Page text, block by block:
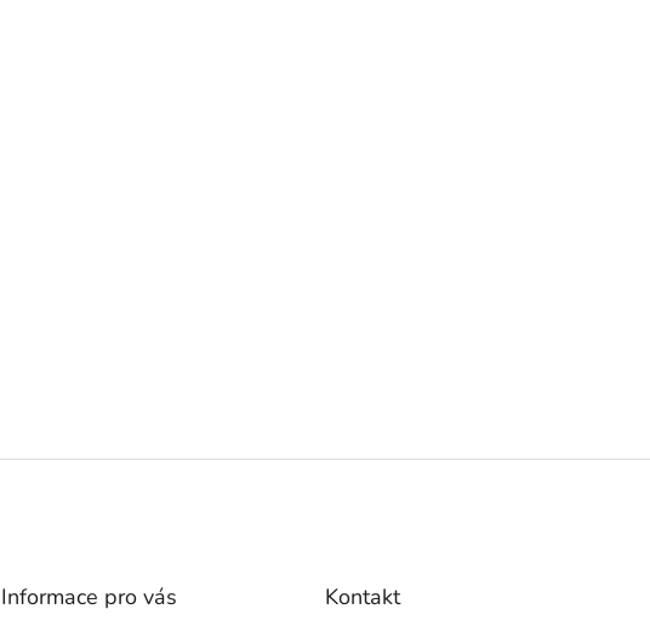
Informace pro vás Kontakt